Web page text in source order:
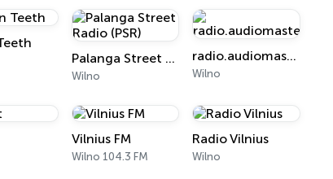
Palanga Street Radio (PSR)
Wilno
radio.audiomastering.lt
Wilno
Vilnius FM
Wilno 104.3 FM
Radio Vilnius
Wilno